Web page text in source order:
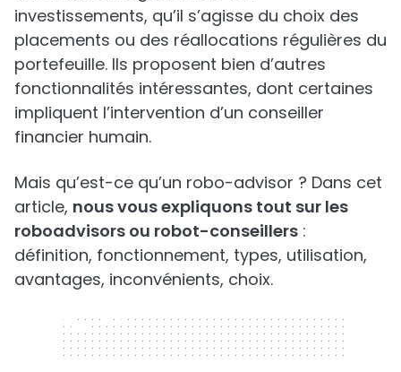
investissements, qu’il s’agisse du choix des
placements ou des réallocations régulières du
portefeuille. Ils proposent bien d’autres
fonctionnalités intéressantes, dont certaines
impliquent l’intervention d’un conseiller
financier humain.
Mais qu’est-ce qu’un robo-advisor ? Dans cet
article, nous vous expliquons tout sur les
roboadvisors ou robot-conseillers :
définition, fonctionnement, types, utilisation,
avantages, inconvénients, choix.
320 x 50